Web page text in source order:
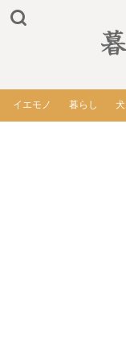
イエモノ 暮らし